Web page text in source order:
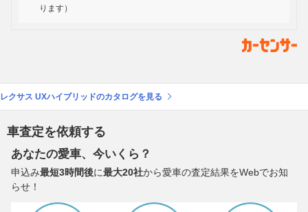
ります）
レクサス UXハイブリッドのカタログを見る
車査定を依頼する
あなたの愛車、今いくら？
申込み最短3時間後に最大20社から愛車の査定結果をWebでお知
らせ！